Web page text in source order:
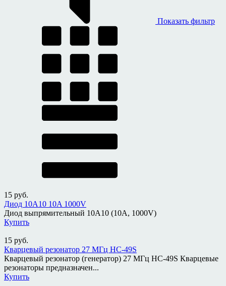
Показать фильтр
15 руб.
Диод 10A10 10A 1000V
Диод выпрямительный 10A10 (10A, 1000V)
Купить
15 руб.
Кварцевый резонатор 27 МГц HC-49S
Кварцевый резонатор (генератор) 27 МГц HC-49S Кварцевые
резонаторы предназначен...
Купить